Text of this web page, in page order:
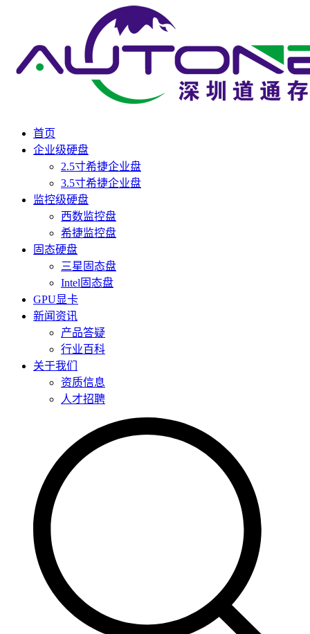
首页
企业级硬盘
2.5寸希捷企业盘
3.5寸希捷企业盘
监控级硬盘
西数监控盘
希捷监控盘
固态硬盘
三星固态盘
Intel固态盘
GPU显卡
新闻资讯
产品答疑
行业百科
关于我们
资质信息
人才招聘